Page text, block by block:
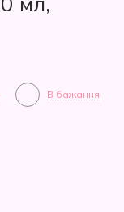
В бажання